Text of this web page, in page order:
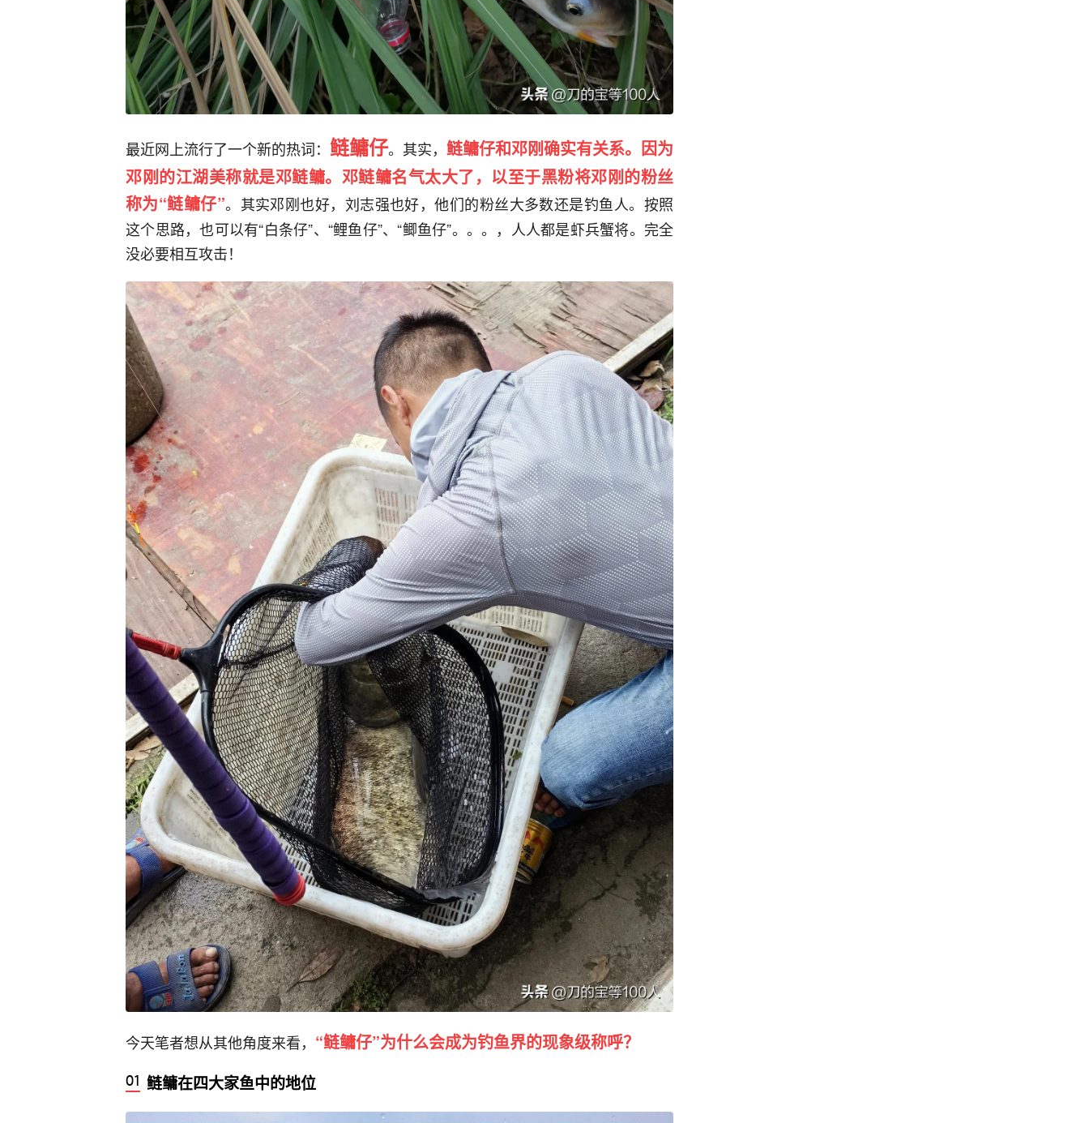
最近网上流行了一个新的热词： 鲢鳙仔。其实， 鲢鳙仔和邓刚确实有关系。因为
邓刚的江湖美称就是邓鲢鳙。邓鲢鳙名气太大了，以至于黑粉将邓刚的粉丝
称为“鲢鳙仔”。其实邓刚也好，刘志强也好，他们的粉丝大多数还是钓鱼人。按照
这个思路，也可以有“白条仔”、“鲤鱼仔”、“鲫鱼仔”。。。，人人都是虾兵蟹将。完全
没必要相互攻击！
今天笔者想从其他角度来看， “鲢鳙仔”为什么会成为钓鱼界的现象级称呼？
鲢鳙在四大家鱼中的地位